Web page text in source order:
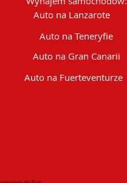
Auto na Lanzarote
Auto na Teneryfie
Auto na Gran Canarii
Auto na Fuerteventurze